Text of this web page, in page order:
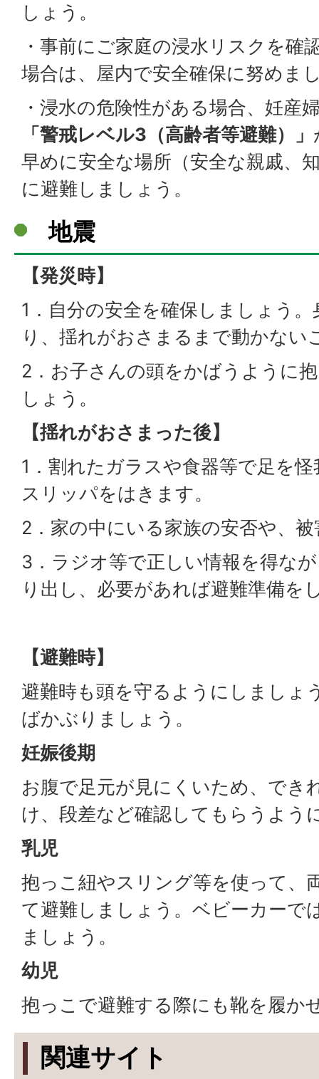
しょう。
・事前にご家庭の浸水リスクを確
場合は、屋内で安全確保に努めま
・浸水の危険性がある場合、妊産
「警戒レベル3（高齢者等避難）」
早めに安全な場所（安全な親戚、
に避難しましょう。
地震
【発災時】
1．自分の安全を確保しましょう
り、揺れがおさまるまで動かない
2．お子さんの頭をかばうように
しょう。
【揺れがおさまった後】
1．割れたガラスや食器等で足を
スリッパをはきます。
2．家の中にいる家族の安否や、
3．ラジオ等で正しい情報を得な
り出し、必要があれば避難準備を
【避難時】
避難時も頭を守るようにしましょ
ばかぶりましょう。
妊娠後期
お腹で足元が見にくいため、でき
け、段差など確認してもらうよう
乳児
抱っこ紐やスリング等を使って、
て避難しましょう。ベビーカーで
ましょう。
幼児
抱っこで避難する際にも靴を履か
関連サイト